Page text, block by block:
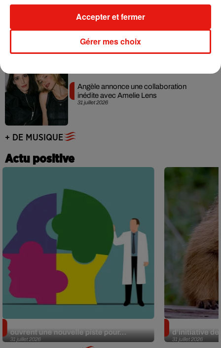
Ariana Grande se libère dans son nouvel
album « Petals »
31 juillet 2026
Angèle annonce une collaboration
inédite avec Amelie Lens
+ DE MUSIQUE
Actu positive
31 juillet 2026
ouvrent une nouvelle piste pour...
31 juillet 2026
d’initiative
Gérer mes choix
Accepter et fermer